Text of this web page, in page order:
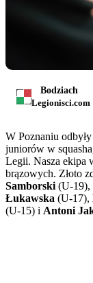
Bodziach
Legionisci.com
W Poznaniu
juniorów w
Legii. Nasza ekipa
brązowych. Złoto
Samborski (U-19),
Łukawska (U-17),
(U-15) i Antoni